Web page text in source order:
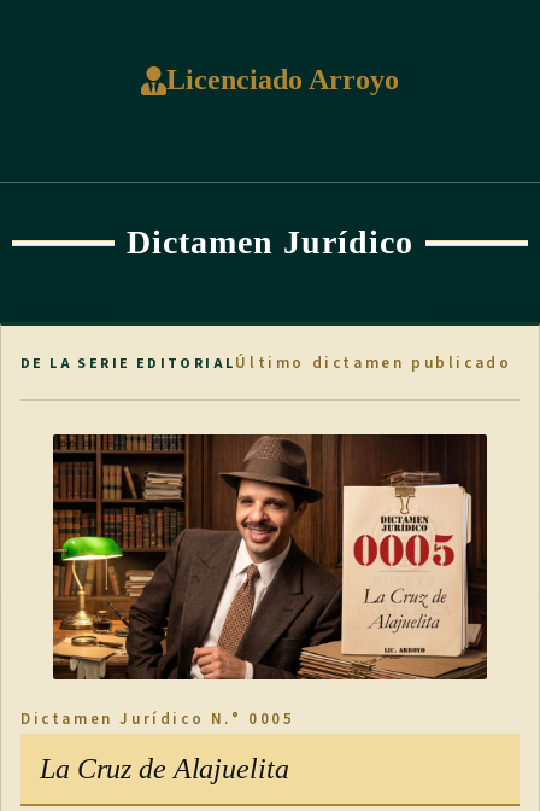
Licenciado Arroyo
Dictamen Jurídico
DE LA SERIE EDITORIALÚltimo dictamen publicado
Dictamen Jurídico N.° 0005
La Cruz de Alajuelita